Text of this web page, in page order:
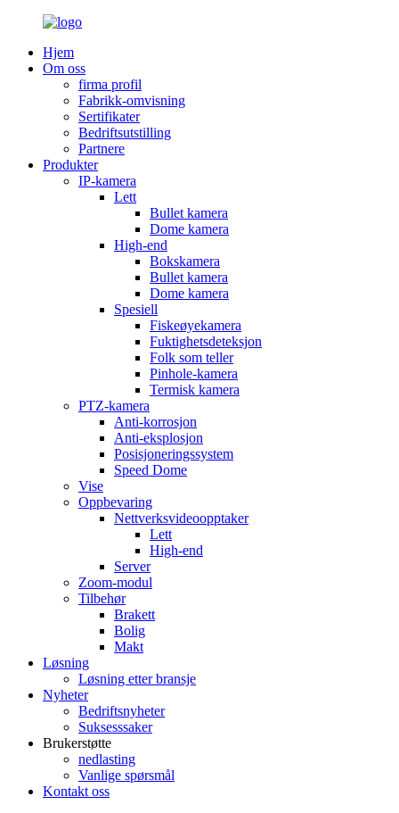
Hjem
Om oss
firma profil
Fabrikk-omvisning
Sertifikater
Bedriftsutstilling
Partnere
Produkter
IP-kamera
Lett
Bullet kamera
Dome kamera
High-end
Bokskamera
Bullet kamera
Dome kamera
Spesiell
Fiskeøyekamera
Fuktighetsdeteksjon
Folk som teller
Pinhole-kamera
Termisk kamera
PTZ-kamera
Anti-korrosjon
Anti-eksplosjon
Posisjoneringssystem
Speed ​​Dome
Vise
Oppbevaring
Nettverksvideoopptaker
Lett
High-end
Server
Zoom-modul
Tilbehør
Brakett
Bolig
Makt
Løsning
Løsning etter bransje
Nyheter
Bedriftsnyheter
Suksesssaker
Brukerstøtte
nedlasting
Vanlige spørsmål
Kontakt oss